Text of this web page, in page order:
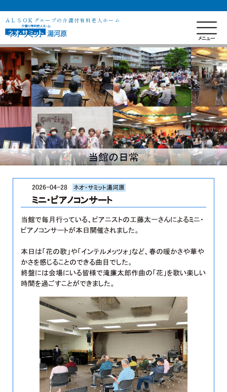
ＡＬＳＯＫグループの介護付有料老人ホーム
当館の日常
2026-04-28 ネオ・サミット湯河原
ミニ・ピアノコンサート
当館で毎月行っている、ピアニストの工藤太一さんによるミニ・
ピアノコンサートが本日開催されました。
本日は「花の歌」や「インテルメッツォ」など、春の暖かさや華や
かさを感じることのできる曲目でした。
終盤には会場にいる皆様で滝廉太郎作曲の「花」を歌い楽しい
時間を過ごすことができました。